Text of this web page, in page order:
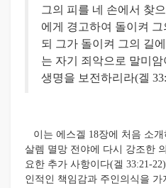
그의 피를 네 손에서 찾
에게 경고하여 돌이켜
되 그가 돌이켜 그의 길
는 자기 죄악으로 말미암
생명을 보전하리라(겔
이는 에스겔 18장에 처음 소
살렘 멸망 전야에 다시 강조한
요한 추가 사항이다(겔 33:21-
인적인 책임감과 주인의식을